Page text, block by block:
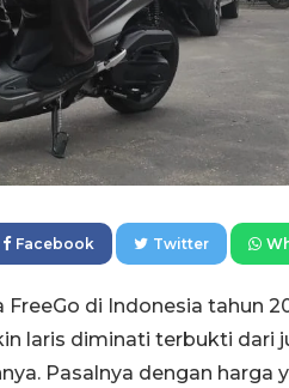
Facebook Twitter
di Indonesia tahun
laris diminati terbukti dari
Pasalnya dengan harga